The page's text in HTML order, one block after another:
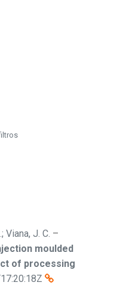
Viana, J. C. –
moulded
of processing